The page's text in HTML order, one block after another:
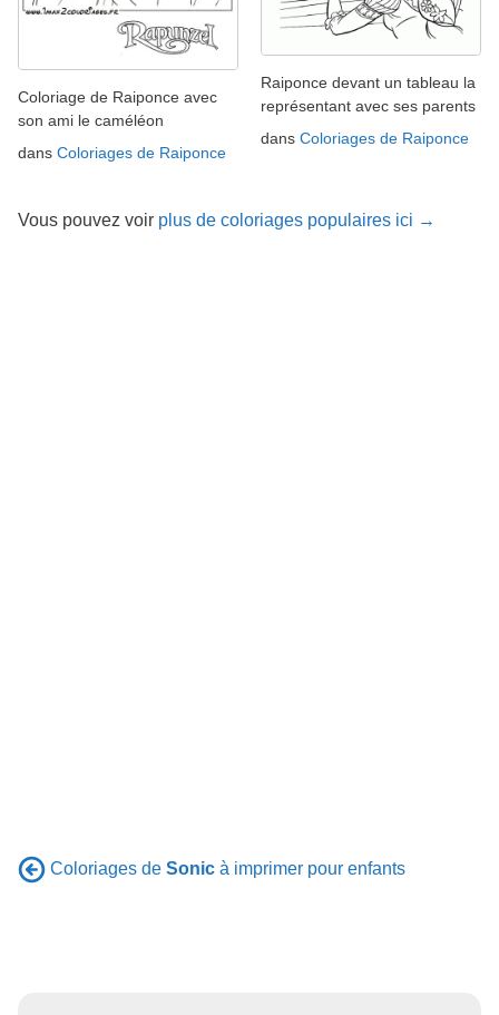
Coloriage de Raiponce avec
son ami le caméléon
dans Coloriages de Raiponce
Raiponce devant un tableau la
représentant avec ses parents
dans Coloriages de Raiponce
Vous pouvez voir plus de coloriages populaires ici →
Coloriages de Sonic à imprimer pour enfants